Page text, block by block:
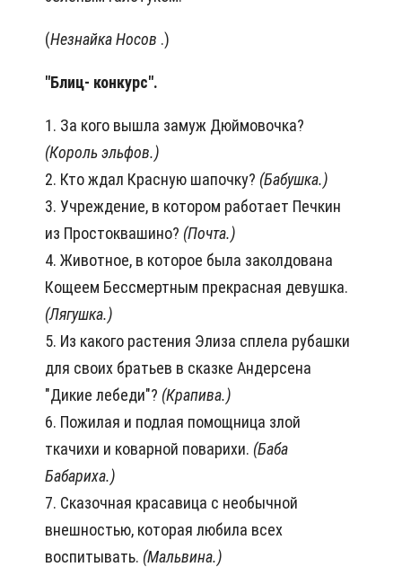
(Незнайка Носов .)
"Блиц- конкурс".
1. За кого вышла замуж Дюймовочка?
(Король эльфов.)
2. Кто ждал Красную шапочку? (Бабушка.)
3. Учреждение, в котором работает Печкин
из Простоквашино? (Почта.)
4. Животное, в которое была заколдована
Кощеем Бессмертным прекрасная девушка.
(Лягушка.)
5. Из какого растения Элиза сплела рубашки
для своих братьев в сказке Андерсена
"Дикие лебеди"? (Крапива.)
6. Пожилая и подлая помощница злой
ткачихи и коварной поварихи. (Баба
Бабариха.)
7. Сказочная красавица с необычной
внешностью, которая любила всех
воспитывать. (Мальвина.)